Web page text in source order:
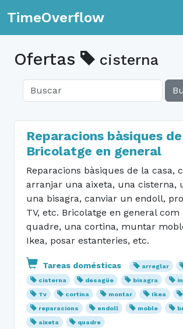
TimeOverflow
Ofertas cisterna
Reparacions bàsiques
Bricolatge en general
Reparacions bàsiques de la casa,
arranjar una aixeta, una cisterna,
una bisagra, canviar un endoll,
TV, etc. Bricolatge en general
quadre, una cortina, muntar
Ikea, posar estanteries, etc.
Tareas domésticas arreglar
cisterna
desagüe bisagra
Tv
cortina montar Ikea
reparacions
endoll moble
aixeta
quadre